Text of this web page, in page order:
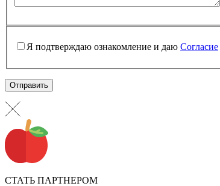
Я подтверждаю ознакомление и даю Согласие
СТАТЬ ПАРТНЕРОМ